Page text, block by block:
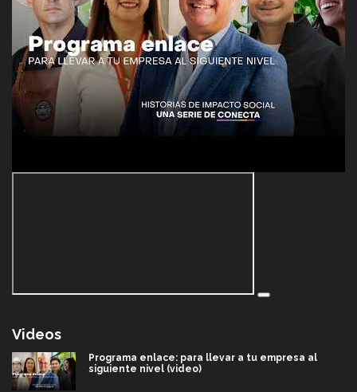
Videos
Programa enlace: para llevar a tu empresa al
siguiente nivel (video)